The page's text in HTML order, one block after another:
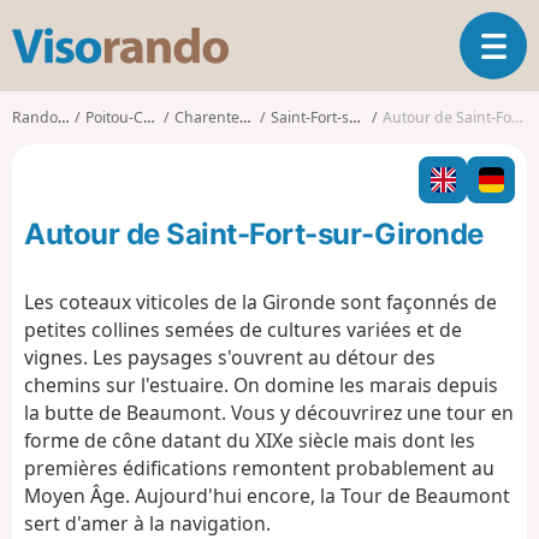
s
o
o
O
u
v
i
r
l
v
a
t
o
n
Randonnées Poitou-Charentes Charente-Maritime Saint-Fort-sur-Gironde Autour de Saint-Fort-sur-Gironde
Autour de Saint-Fort-sur-Gironde
Les coteaux viticoles de la Gironde sont façonnés de
petites collines semées de cultures variées et de
vignes. Les paysages s'ouvrent au détour des
chemins sur l'estuaire. On domine les marais depuis
la butte de Beaumont. Vous y découvrirez une tour en
forme de cône datant du XIXe siècle mais dont les
premières édifications remontent probablement au
Moyen Âge. Aujourd'hui encore, la Tour de Beaumont
sert d'amer à la navigation.